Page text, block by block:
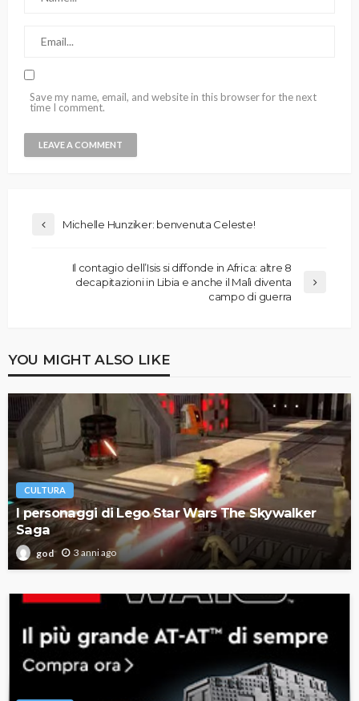
Save my name, email, and website in this browser for the next
time I comment.
Michelle Hunziker: benvenuta Celeste!
Il contagio dell’Isis si diffonde in Africa: altre 8
decapitazioni in Libia e anche il Malì diventa
campo di guerra
YOU MIGHT ALSO LIKE
CULTURA
I personaggi di Lego Star Wars The Skywalker
Saga
god 3 anni ago